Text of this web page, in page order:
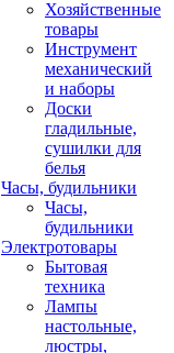
Хозяйственные
товары
Инструмент
механический
и наборы
Доски
гладильные,
сушилки для
белья
Часы, будильники
Часы,
будильники
Электротовары
Бытовая
техника
Лампы
настольные,
люстры,